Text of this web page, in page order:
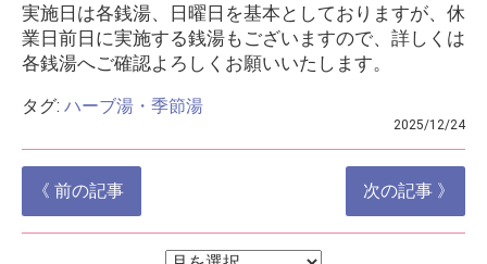
実施日は各銭湯、日曜日を基本としておりますが、休
業日前日に実施する銭湯もございますので、詳しくは
各銭湯へご確認よろしくお願いいたします。
タグ: ハーブ湯・季節湯
2025/12/24
投
稿
《 前の記事 次の記事 》